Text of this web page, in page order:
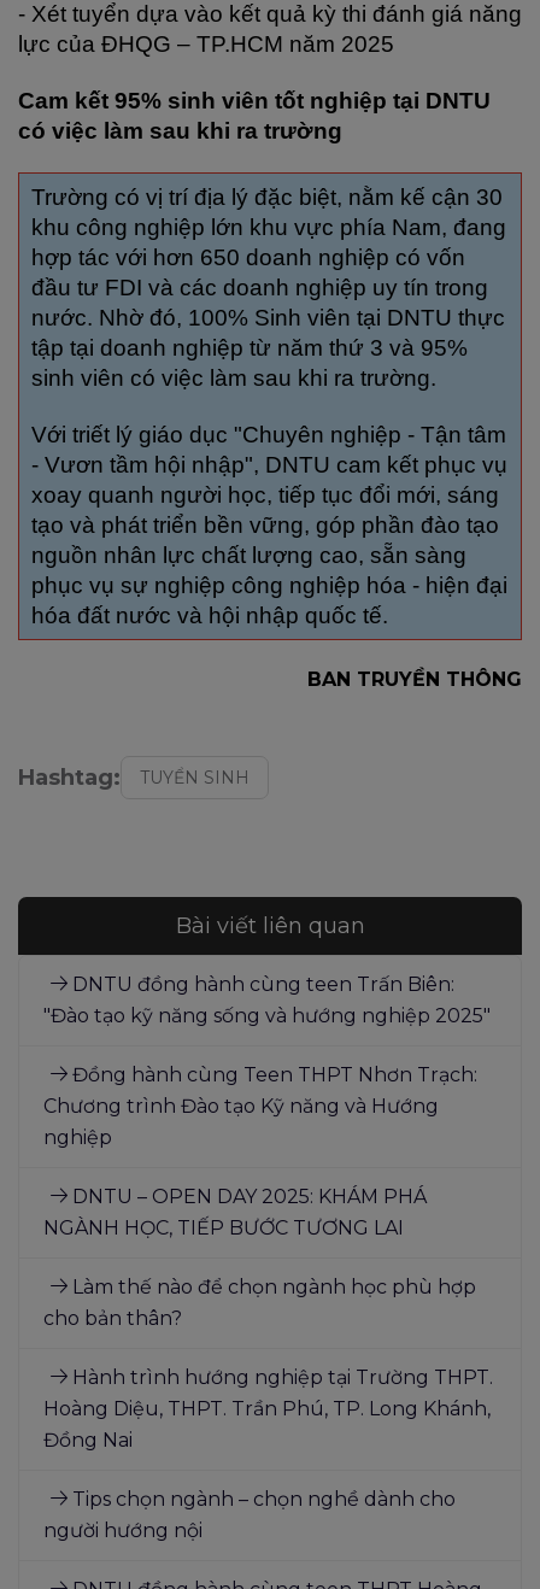
- Xét tuyển dựa vào kết quả kỳ thi đánh giá năng
lực của ĐHQG – TP.HCM năm 2025
Cam kết 95% sinh viên tốt nghiệp tại DNTU
có việc làm sau khi ra trường
Trường có vị trí địa lý đặc biệt, nằm kế cận 30
khu công nghiệp lớn khu vực phía Nam, đang
hợp tác với hơn 650 doanh nghiệp có vốn
đầu tư FDI và các doanh nghiệp uy tín trong
nước. Nhờ đó, 100% Sinh viên tại DNTU thực
tập tại doanh nghiệp từ năm thứ 3 và 95%
sinh viên có việc làm sau khi ra trường.
Với triết lý giáo dục "Chuyên nghiệp - Tận tâm
- Vươn tầm hội nhập", DNTU cam kết phục vụ
xoay quanh người học, tiếp tục đổi mới, sáng
tạo và phát triển bền vững, góp phần đào tạo
nguồn nhân lực chất lượng cao, sẵn sàng
phục vụ sự nghiệp công nghiệp hóa - hiện đại
hóa đất nước và hội nhập quốc tế.​
BAN TRUYỀN THÔNG
Hashtag: TUYỂN SINH
Bài viết liên quan
DNTU đồng hành cùng teen Trấn Biên:
"Đào tạo kỹ năng sống và hướng nghiệp 2025"
Đồng hành cùng Teen THPT Nhơn Trạch:
Chương trình Đào tạo Kỹ năng và Hướng
nghiệp
DNTU – OPEN DAY 2025: KHÁM PHÁ
NGÀNH HỌC, TIẾP BƯỚC TƯƠNG LAI
Làm thế nào để chọn ngành học phù hợp
cho bản thân?
Hành trình hướng nghiệp tại Trường THPT.
Hoàng Diệu, THPT. Trần Phú, TP. Long Khánh,
Đồng Nai
Tips chọn ngành – chọn nghề dành cho
người hướng nội